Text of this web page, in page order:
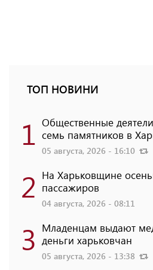
ТОП НОВИНИ
1 Общественные
семь памятников в
05 августа, 2026 - 16:10
2 На Харьковщине
пассажиров
04 августа, 2026 - 08:11
3 Младенцам выдают
деньги харьковчан
05 августа, 2026 - 13:38